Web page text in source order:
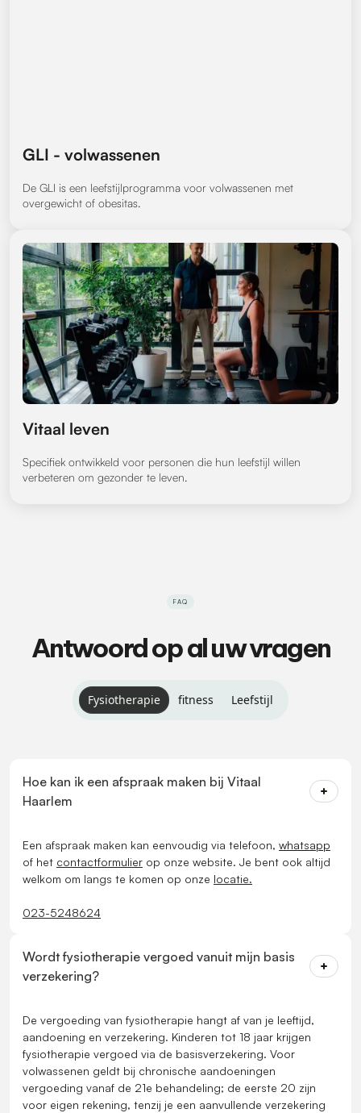
GLI - volwassenen
De GLI is een leefstijlprogramma voor volwassenen met
overgewicht of obesitas.
Vitaal leven
Specifiek ontwikkeld voor personen die hun leefstijl willen
verbeteren om gezonder te leven.
FAQ
Antwoord op al uw vragen
Fysiotherapie fitness Leefstijl
Hoe kan ik een afspraak maken bij Vitaal
Haarlem
Een afspraak maken kan eenvoudig via telefoon, whatsapp
of het contactformulier op onze website. Je bent ook altijd
welkom om langs te komen op onze locatie.
023-5248624
Wordt fysiotherapie vergoed vanuit mijn basis
verzekering?
De vergoeding van fysiotherapie hangt af van je leeftijd,
aandoening en verzekering. Kinderen tot 18 jaar krijgen
fysiotherapie vergoed via de basisverzekering. Voor
volwassenen geldt bij chronische aandoeningen
vergoeding vanaf de 21e behandeling; de eerste 20 zijn
voor eigen rekening, tenzij je een aanvullende verzekering